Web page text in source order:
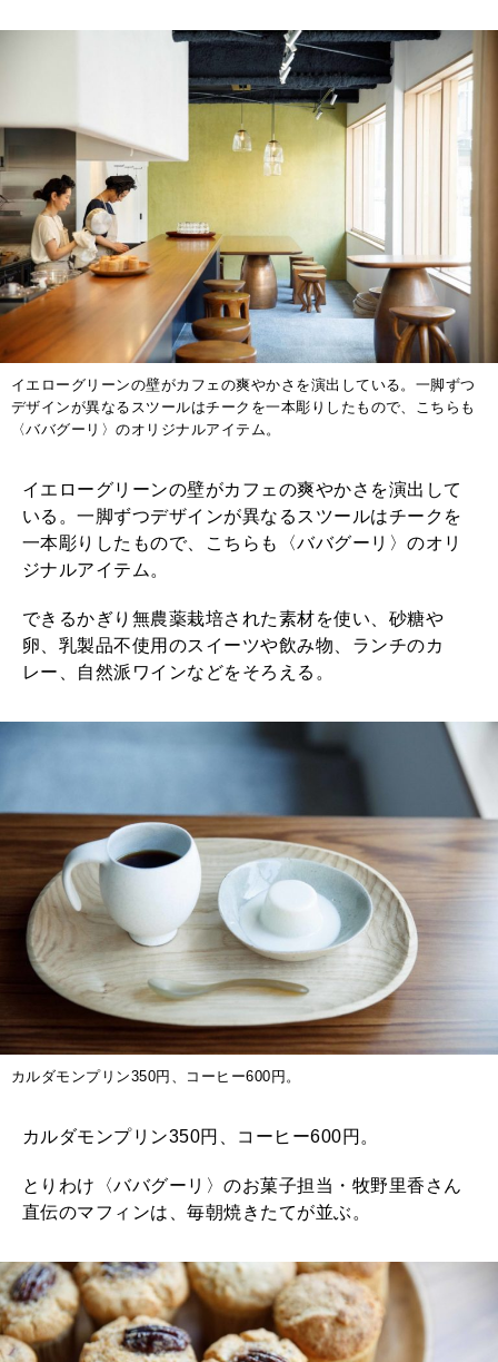
イエローグリーンの壁がカフェの爽やかさを演出している。一脚ずつ
デザインが異なるスツールはチークを一本彫りしたもので、こちらも
〈ババグーリ〉のオリジナルアイテム。
イエローグリーンの壁がカフェの爽やかさを演出して
いる。一脚ずつデザインが異なるスツールはチークを
一本彫りしたもので、こちらも〈ババグーリ〉のオリ
ジナルアイテム。
できるかぎり無農薬栽培された素材を使い、砂糖や
卵、乳製品不使用のスイーツや飲み物、ランチのカ
レー、自然派ワインなどをそろえる。
カルダモンプリン350円、コーヒー600円。
カルダモンプリン350円、コーヒー600円。
とりわけ〈ババグーリ〉のお菓子担当・牧野里香さん
直伝のマフィンは、毎朝焼きたてが並ぶ。